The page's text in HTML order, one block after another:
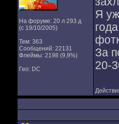
На форуме: 20 л 293 д
(с 19/10/2005)
Тем: 363
Сообщений: 22131
Флеймы: 2198 (9,9%)
Гео: DC
Я
За
20-